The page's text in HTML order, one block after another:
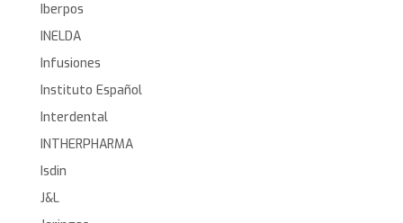
Iberpos
INELDA
Infusiones
Instituto Español
Interdental
INTHERPHARMA
Isdin
J&L